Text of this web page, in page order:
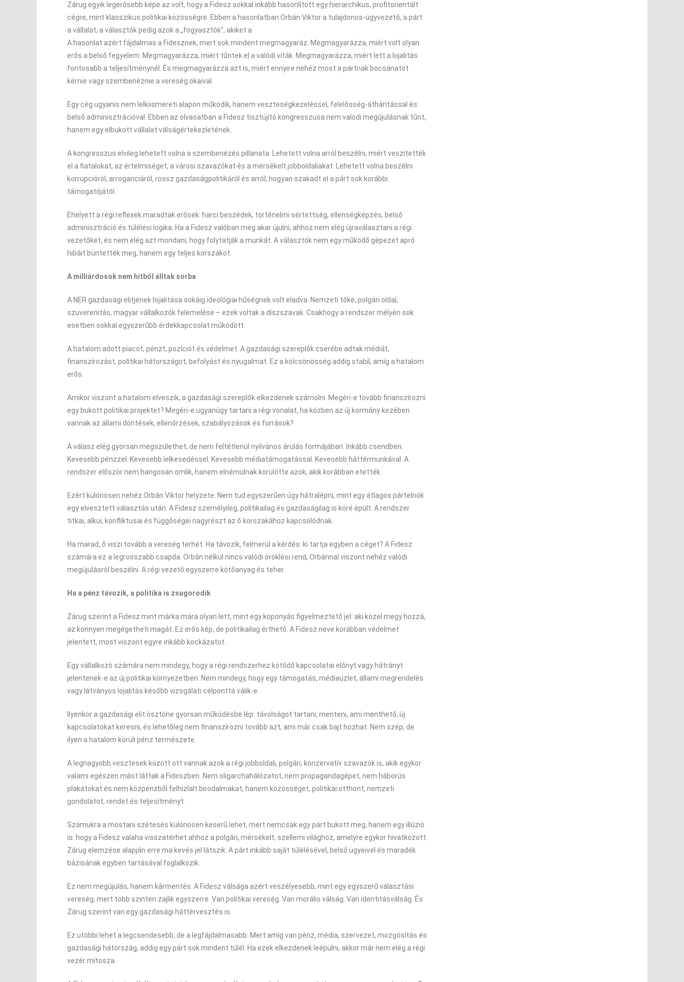
Zárug egyik legerősebb képe az volt, hogy a Fidesz sokkal inkább hasonlított egy hierarchikus, profitorientált
cégre, mint klasszikus politikai közösségre. Ebben a hasonlatban Orbán Viktor a tulajdonos-ügyvezető, a párt
a vállalat, a választók pedig azok a „fogyasztók”, akiket a
A hasonlat azért fájdalmas a Fidesznek, mert sok mindent megmagyaráz. Megmagyarázza, miért volt olyan
erős a belső fegyelem. Megmagyarázza, miért tűntek el a valódi viták. Megmagyarázza, miért lett a lojalitás
fontosabb a teljesítménynél. És megmagyarázza azt is, miért ennyire nehéz most a pártnak bocsánatot
kérnie vagy szembenéznie a vereség okaival.
Egy cég ugyanis nem lelkiismereti alapon működik, hanem veszteségkezeléssel, felelősség-áthárítással és
belső adminisztrációval. Ebben az olvasatban a Fidesz tisztújító kongresszusa nem valódi megújulásnak tűnt,
hanem egy elbukott vállalat válságértekezletének.
A kongresszus elvileg lehetett volna a szembenézés pillanata. Lehetett volna arról beszélni, miért veszítették
el a fiatalokat, az értelmiséget, a városi szavazókat és a mérsékelt jobboldaliakat. Lehetett volna beszélni
korrupcióról, arroganciáról, rossz gazdaságpolitikáról és arról, hogyan szakadt el a párt sok korábbi
támogatójától.
Ehelyett a régi reflexek maradtak erősek: harci beszédek, történelmi sértettség, ellenségképzés, belső
adminisztráció és túlélési logika. Ha a Fidesz valóban meg akar újulni, ahhoz nem elég újraválasztani a régi
vezetőket, és nem elég azt mondani, hogy folytatják a munkát. A választók nem egy működő gépezet apró
hibáit büntették meg, hanem egy teljes korszakot.
A milliárdosok nem hitből álltak sorba
A NER gazdasági elitjének lojalitása sokáig ideológiai hűségnek volt eladva. Nemzeti tőke, polgári oldal,
szuverenitás, magyar vállalkozók felemelése – ezek voltak a díszszavak. Csakhogy a rendszer mélyén sok
esetben sokkal egyszerűbb érdekkapcsolat működött.
A hatalom adott piacot, pénzt, pozíciót és védelmet. A gazdasági szereplők cserébe adtak médiát,
finanszírozást, politikai hátországot, befolyást és nyugalmat. Ez a kölcsönösség addig stabil, amíg a hatalom
erős.
Amikor viszont a hatalom elveszik, a gazdasági szereplők elkezdenek számolni. Megéri-e tovább finanszírozni
egy bukott politikai projektet? Megéri-e ugyanúgy tartani a régi vonalat, ha közben az új kormány kezében
vannak az állami döntések, ellenőrzések, szabályozások és források?
A válasz elég gyorsan megszülethet, de nem feltétlenül nyilvános árulás formájában. Inkább csendben.
Kevesebb pénzzel. Kevesebb lelkesedéssel. Kevesebb médiatámogatással. Kevesebb háttérmunkával. A
rendszer először nem hangosan omlik, hanem elnémulnak körülötte azok, akik korábban etették.
Ezért különösen nehéz Orbán Viktor helyzete. Nem tud egyszerűen úgy hátralépni, mint egy átlagos pártelnök
egy elvesztett választás után. A Fidesz személyileg, politikailag és gazdaságilag is köré épült. A rendszer
titkai, alkui, konfliktusai és függőségei nagyrészt az ő korszakához kapcsolódnak.
Ha marad, ő viszi tovább a vereség terhét. Ha távozik, felmerül a kérdés: ki tartja egyben a céget? A Fidesz
számára ez a legrosszabb csapda. Orbán nélkül nincs valódi öröklési rend, Orbánnal viszont nehéz valódi
megújulásról beszélni. A régi vezető egyszerre kötőanyag és teher.
Ha a pénz távozik, a politika is zsugorodik
Zárug szerint a Fidesz mint márka mára olyan lett, mint egy koponyás figyelmeztető jel: aki közel megy hozzá,
az könnyen megégetheti magát. Ez erős kép, de politikailag érthető. A Fidesz neve korábban védelmet
jelentett, most viszont egyre inkább kockázatot.
Egy vállalkozó számára nem mindegy, hogy a régi rendszerhez kötődő kapcsolatai előnyt vagy hátrányt
jelentenek-e az új politikai környezetben. Nem mindegy, hogy egy támogatás, médiaüzlet, állami megrendelés
vagy látványos lojalitás később vizsgálati célponttá válik-e.
Ilyenkor a gazdasági elit ösztöne gyorsan működésbe lép: távolságot tartani, menteni, ami menthető, új
kapcsolatokat keresni, és lehetőleg nem finanszírozni tovább azt, ami már csak bajt hozhat. Nem szép, de
ilyen a hatalom körüli pénz természete.
A legnagyobb vesztesek között ott vannak azok a régi jobboldali, polgári, konzervatív szavazók is, akik egykor
valami egészen mást láttak a Fideszben. Nem oligarchahálózatot, nem propagandagépet, nem háborús
plakátokat és nem közpénzből felhizlalt birodalmakat, hanem közösséget, politikai otthont, nemzeti
gondolatot, rendet és teljesítményt.
Számukra a mostani szétesés különösen keserű lehet, mert nemcsak egy párt bukott meg, hanem egy illúzió
is: hogy a Fidesz valaha visszatérhet ahhoz a polgári, mérsékelt, szellemi világhoz, amelyre egykor hivatkozott.
Zárug elemzése alapján erre ma kevés jel látszik. A párt inkább saját túlélésével, belső ügyeivel és maradék
bázisának egyben tartásával foglalkozik.
Ez nem megújulás, hanem kármentés. A Fidesz válsága azért veszélyesebb, mint egy egyszerű választási
vereség, mert több szinten zajlik egyszerre. Van politikai vereség. Van morális válság. Van identitásválság. És
Zárug szerint van egy gazdasági háttérvesztés is.
Ez utóbbi lehet a legcsendesebb, de a legfájdalmasabb. Mert amíg van pénz, média, szervezet, mozgósítás és
gazdasági hátország, addig egy párt sok mindent túlél. Ha ezek elkezdenek leépülni, akkor már nem elég a régi
vezér mítosza.